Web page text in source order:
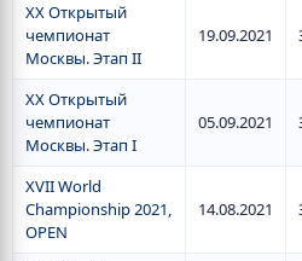
XX Открытый
чемпионат
Москвы. Этап II
19.09.2021
XX Открытый
чемпионат
Москвы. Этап I
05.09.2021
XVII World
Championship 2021,
OPEN
14.08.2021